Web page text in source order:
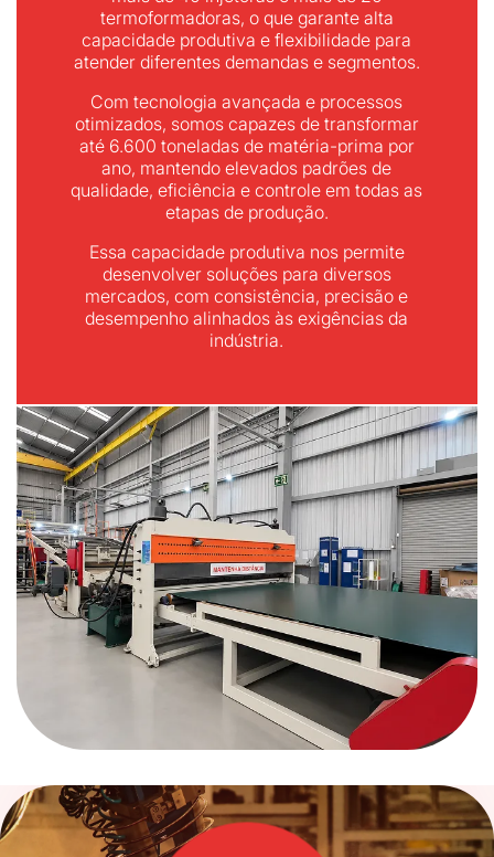
termoformadoras, o que garante alta
capacidade produtiva e flexibilidade para
atender diferentes demandas e segmentos.
Com tecnologia avançada e processos
otimizados, somos capazes de transformar
até 6.600 toneladas de matéria-prima por
ano, mantendo elevados padrões de
qualidade, eficiência e controle em todas as
etapas de produção.
Essa capacidade produtiva nos permite
desenvolver soluções para diversos
mercados, com consistência, precisão e
desempenho alinhados às exigências da
indústria.